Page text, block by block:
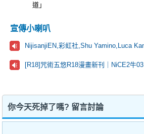
道」
宣傳小喇叭
[R18]咒術五悠R18漫畫新刊｜NiCE2牛03
你今天死掉了嗎? 留言討論